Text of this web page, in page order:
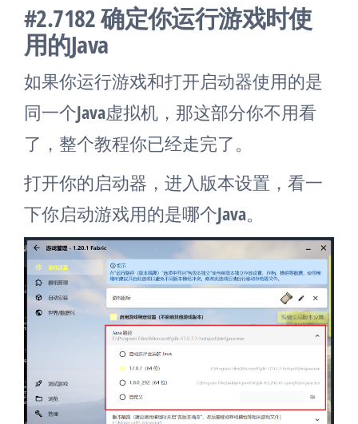
#2.7182 确定你运行游戏时使
用的Java
如果你运行游戏和打开启动器使用的是
同一个Java虚拟机，那这部分你不用看
了，整个教程你已经走完了。
打开你的启动器，进入版本设置，看一
下你启动游戏用的是哪个Java。